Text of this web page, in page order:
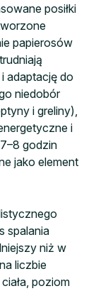
posiłki
papierosów
adaptację do
niedobór
i greliny),
i
godzin
jako element
spalania
niż w
liczbie
poziom